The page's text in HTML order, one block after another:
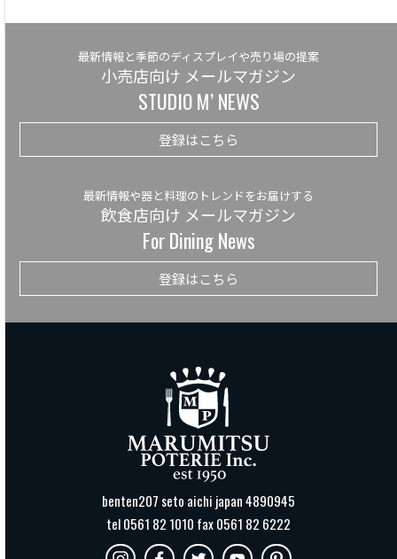
最新情報と季節のディスプレイや売り場の提案
小売店向け メールマガジン
STUDIO M’ NEWS
登録はこちら
最新情報や器と料理のトレンドをお届けする
飲食店向け メールマガジン
For Dining News
登録はこちら
benten207 seto aichi japan 4890945
tel 0561 82 1010 fax 0561 82 6222